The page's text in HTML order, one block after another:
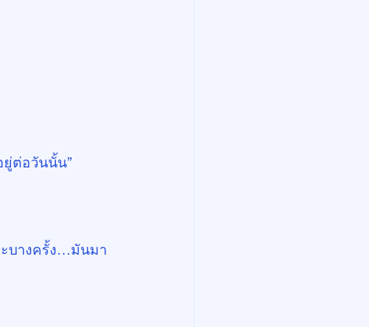
ยู่ต่อวันนั้น”
ะบางครั้ง…มันมา